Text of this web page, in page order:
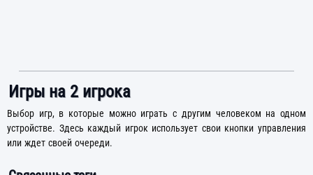
Игры на 2 игрока
Выбор игр, в которые можно играть с другим человеком на одном
устройстве. Здесь каждый игрок использует свои кнопки управления
или ждет своей очереди.